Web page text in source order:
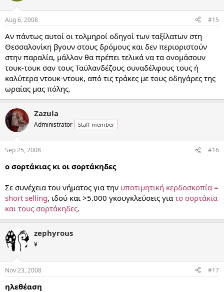
Aug 6, 2008 #15
Αν πάντως αυτοί οι τολμηροί οδηγοί των ταξίλατων στη
Θεσσαλονίκη βγουν στους δρόμους και δεν περιοριστούν
στην παραλία, μάλλον θα πρέπει τελικά να τα ονομάσουν
τουκ-τουκ σαν τους Ταϋλανδέζους συναδέλφους τους ή
καλύτερα ντουκ-ντουκ, από τις τράκες με τους οδηγάρες της
ωραίας μας πόλης.
Zazula
Administrator Staff member
Sep 25, 2008 #16
ο σορτάκιας κι οι σορτάκηδες
Σε συνέχεια του νήματος για την υποτιμητική κερδοσκοπία =
short selling, ιδού και >5.000 γκουγκλεύσεις για το σορτάκια
και τους σορτάκηδες.
zephyrous
¥
Nov 23, 2008 #17
ηλεθέαση